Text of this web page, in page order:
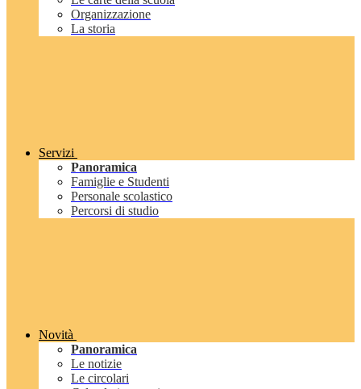
Organizzazione
La storia
Servizi
Panoramica
Famiglie e Studenti
Personale scolastico
Percorsi di studio
Novità
Panoramica
Le notizie
Le circolari